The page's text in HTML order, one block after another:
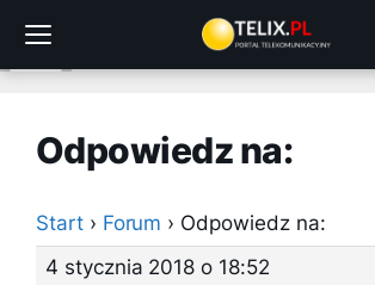
treści
Odpowiedz na:
Start › Forum › Odpowiedz na:
4 stycznia 2018 o 18:52